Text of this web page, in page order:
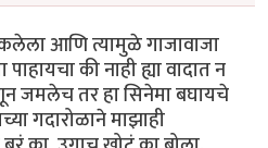
आणि त्यामुळे गाजावाजा
की नाही ह्या वादात न
जमलेच तर हा सिनेमा बघायचे
गदारोळाने माझाही